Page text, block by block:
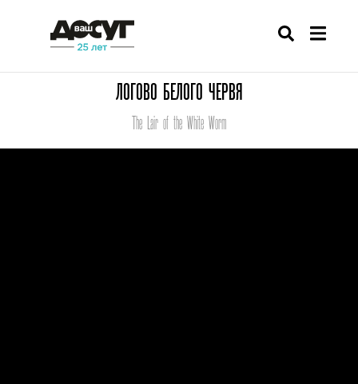
ЛОГОВО БЕЛОГО ЧЕРВЯ
The Lair of the White Worm